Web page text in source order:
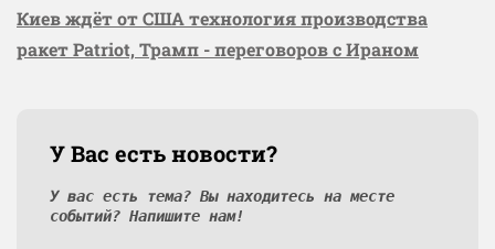
Киев ждёт от США технология производства
ракет Patriot, Трамп - переговоров с Ираном
У Вас есть новости?
У вас есть тема? Вы находитесь на месте
событий? Напишите нам!